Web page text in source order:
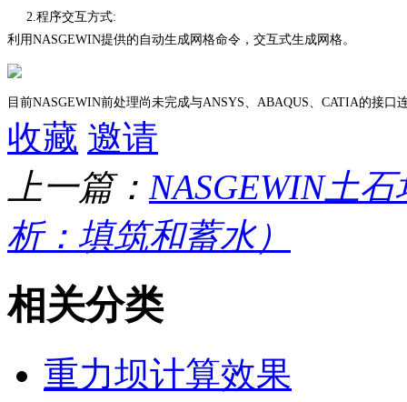
2. 程序交互方式:
利用NASGEWIN提供的自动生成网格命令，交互式生成网格。
目前NASGEWIN前处理尚未完成与ANSYS ABAQUS CATIA的接口
收藏 邀请
上一篇： NASGEWIN土
析：填筑和蓄水）
相关分类
重力坝计算效果